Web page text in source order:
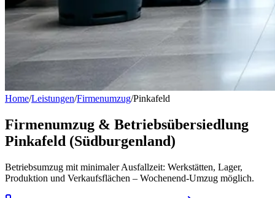
Home/Leistungen/Firmenumzug/Pinkafeld
Firmenumzug & Betriebsübersiedlung
Pinkafeld (Südburgenland)
Betriebsumzug mit minimaler Ausfallzeit: Werkstätten, Lager,
Produktion und Verkaufsflächen – Wochenend-Umzug möglich.